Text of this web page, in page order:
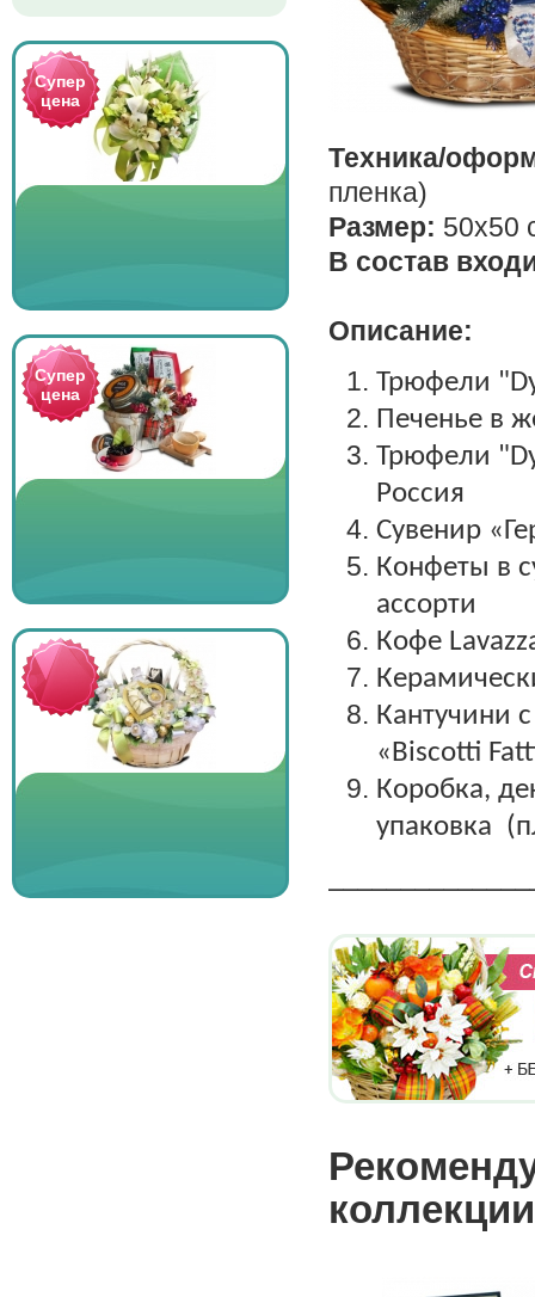
Супер
цена
Супер
цена
Техника/
пленка)
Размер: 50х50
В состав
Описание:
Трюфели "
Печенье в
Трюфели "
Россия
Сувенир
Конфеты в
ассорти
Кофе
Кантучини
«Biscotti
Коробка,
упаковка